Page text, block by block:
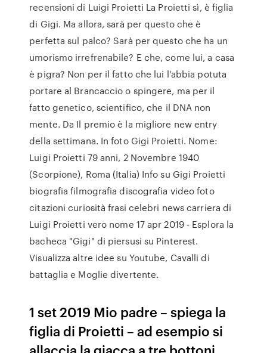
recensioni di Luigi Proietti La Proietti sì, è figlia
di Gigi. Ma allora, sarà per questo che è
perfetta sul palco? Sarà per questo che ha un
umorismo irrefrenabile? E che, come lui, a casa
è pigra? Non per il fatto che lui l’abbia potuta
portare al Brancaccio o spingere, ma per il
fatto genetico, scientifico, che il DNA non
mente. Da Il premio è la migliore new entry
della settimana. In foto Gigi Proietti. Nome:
Luigi Proietti 79 anni, 2 Novembre 1940
(Scorpione), Roma (Italia) Info su Gigi Proietti
biografia filmografia discografia video foto
citazioni curiosità frasi celebri news carriera di
Luigi Proietti vero nome 17 apr 2019 - Esplora la
bacheca "Gigi" di piersusi su Pinterest.
Visualizza altre idee su Youtube, Cavalli di
battaglia e Moglie divertente.
1 set 2019 Mio padre – spiega la
figlia di Proietti – ad esempio si